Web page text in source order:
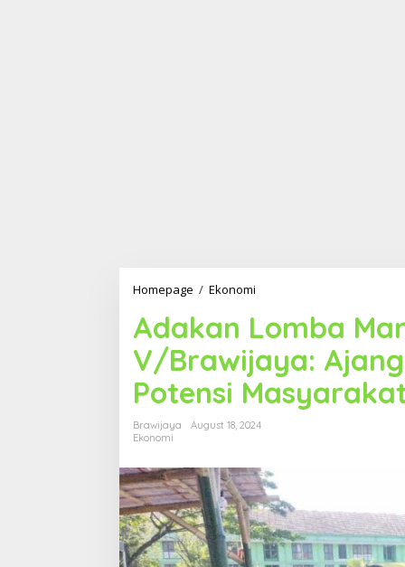
Homepage / Ekonomi
k
a
n
L
o
m
M
a
n
c
i
n
Adakan Lomba
V/Brawijaya:
Potensi
Brawijaya
August 18, 2024
Ekonomi